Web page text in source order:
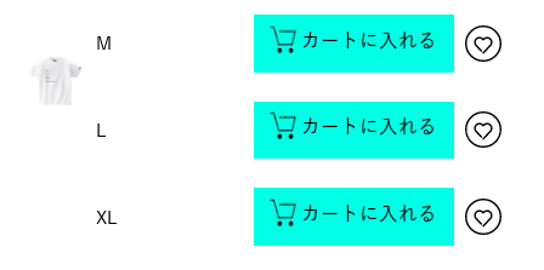
M カートに入れる
カートに入れる
XL カートに入れる